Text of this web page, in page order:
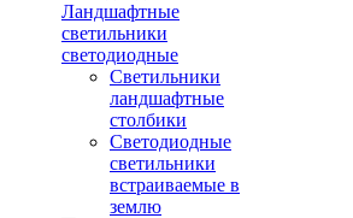
Ландшафтные
светильники
светодиодные
Светильники
ландшафтные
столбики
Светодиодные
светильники
встраиваемые в
землю